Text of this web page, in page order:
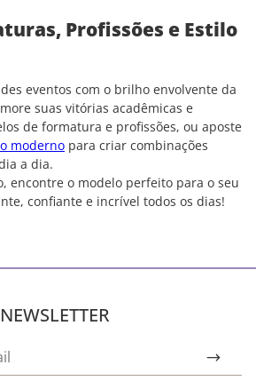
Profissões e Estilo
eventos com o brilho envolvente da
suas vitórias acadêmicas e
de formatura e profissões, ou aposte
moderno para criar combinações
a dia.
encontre o modelo perfeito para o seu
confiante e incrível todos os dias!